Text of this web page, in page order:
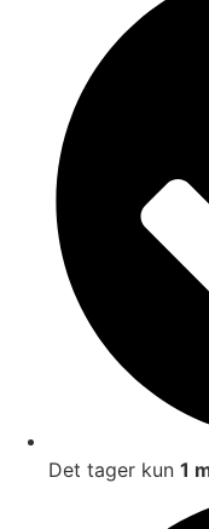
Det tager kun 1